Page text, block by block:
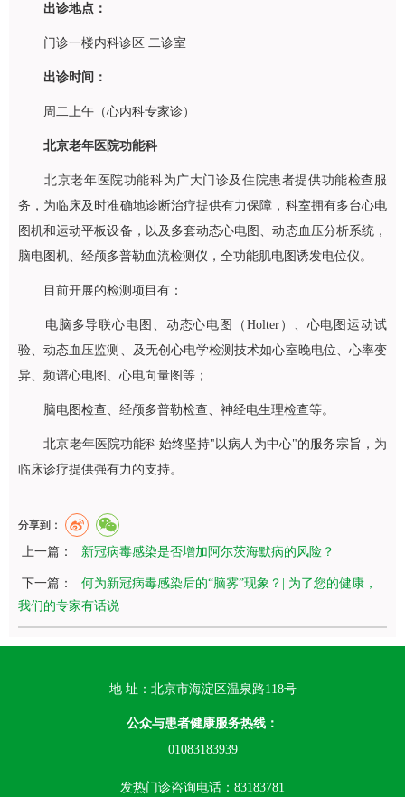
出诊地点：
门诊一楼内科诊区 二诊室
出诊时间：
周二上午（心内科专家诊）
北京老年医院功能科
北京老年医院功能科为广大门诊及住院患者提供功能检查服
务，为临床及时准确地诊断治疗提供有力保障，科室拥有多台心电
图机和运动平板设备，以及多套动态心电图、动态血压分析系统，
脑电图机、经颅多普勒血流检测仪，全功能肌电图诱发电位仪。
目前开展的检测项目有：
电脑多导联心电图、动态心电图（Holter）、心电图运动试
验、动态血压监测、及无创心电学检测技术如心室晚电位、心率变
异、频谱心电图、心电向量图等；
脑电图检查、经颅多普勒检查、神经电生理检查等。
北京老年医院功能科始终坚持"以病人为中心"的服务宗旨，为
临床诊疗提供强有力的支持。
分享到：
上一篇： 新冠病毒感染是否增加阿尔茨海默病的风险？
下一篇：
何为新冠病毒感染后的“脑雾”现象？| 为了您的健康，
我们的专家有话说
地 址：北京市海淀区温泉路118号
公众与患者健康服务热线：
01083183939
发热门诊咨询电话：83183781